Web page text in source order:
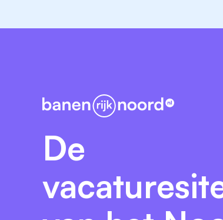
Voor informatie over de
van bestuur) via 0528-741700
procedure kun je stellen aan
De